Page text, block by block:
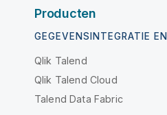
Producten
GEGEVENSINTEGRATIE
Qlik Talend
Qlik Talend Cloud
Talend Data Fabric